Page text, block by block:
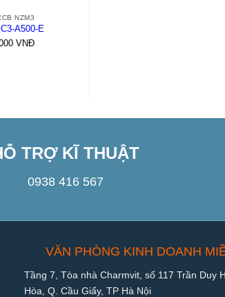
NZM3
A500-E
VNĐ
TRỢ KĨ THUẬT
0938 416 567
VĂN PHÒNG KINH DOANH
Tầng 7, Tòa nhà Charmvit, số 117 Trần Duy
Hòa, Q. Cầu Giấy, TP Hà Nội